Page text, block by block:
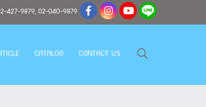
427-9879, 02-040-9879
CATALOG CONTACT US